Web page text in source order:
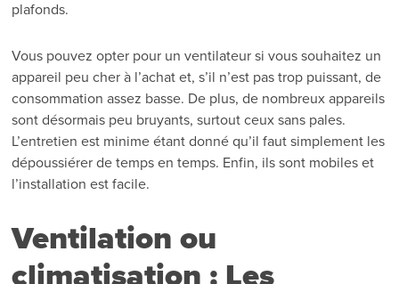
plafonds.
Vous pouvez opter pour un ventilateur si vous souhaitez un
appareil peu cher à l’achat et, s’il n’est pas trop puissant, de
consommation assez basse. De plus, de nombreux appareils
sont désormais peu bruyants, surtout ceux sans pales.
L’entretien est minime étant donné qu’il faut simplement les
dépoussiérer de temps en temps. Enfin, ils sont mobiles et
l’installation est facile.
Ventilation ou
climatisation : Les